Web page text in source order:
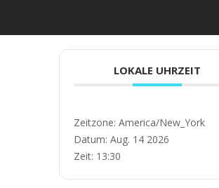
LOKALE UHRZEIT
Zeitzone: America/New_York
Datum: Aug. 14 2026
Zeit: 13:30